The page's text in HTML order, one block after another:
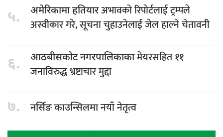
५. अमेरिकामा हतियारअभावको रिपोर्टलाई ट्रम्पले
अस्वीकार गरे, सूचना चुहाउनेलाई जेल हाल्ने चेतावनी
६. आठबीसकोट नगरपालिकाकामेयरसहित ११
जनाविरुद्ध भ्रष्टाचार मुद्दा
७. नर्सिङ काउन्सिलमानयाँ नेतृत्व